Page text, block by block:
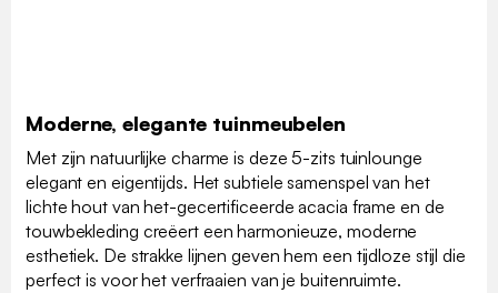
Moderne, elegante tuinmeubelen
Met zijn natuurlijke charme is deze 5-zits tuinlounge
elegant en eigentijds. Het subtiele samenspel van het
lichte hout van het-gecertificeerde acacia frame en de
touwbekleding creëert een harmonieuze, moderne
esthetiek. De strakke lijnen geven hem een tijdloze stijl die
perfect is voor het verfraaien van je buitenruimte.